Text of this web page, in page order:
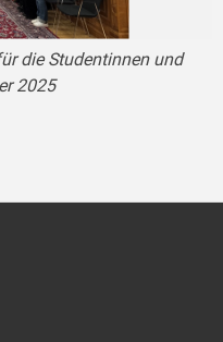
die Studentinnen und
2025